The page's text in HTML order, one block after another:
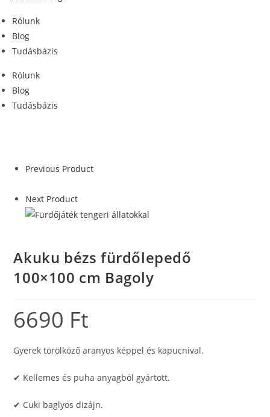
Rólunk
Blog
Tudásbázis
Rólunk
Blog
Tudásbázis
Previous Product
Next Product
Akuku bézs fürdőlepedő
100×100 cm Bagoly
6690 Ft
Gyerek törölköző aranyos képpel és kapucnival.
✔ Kellemes és puha anyagból gyártott.
✔ Cuki baglyos dizájn.